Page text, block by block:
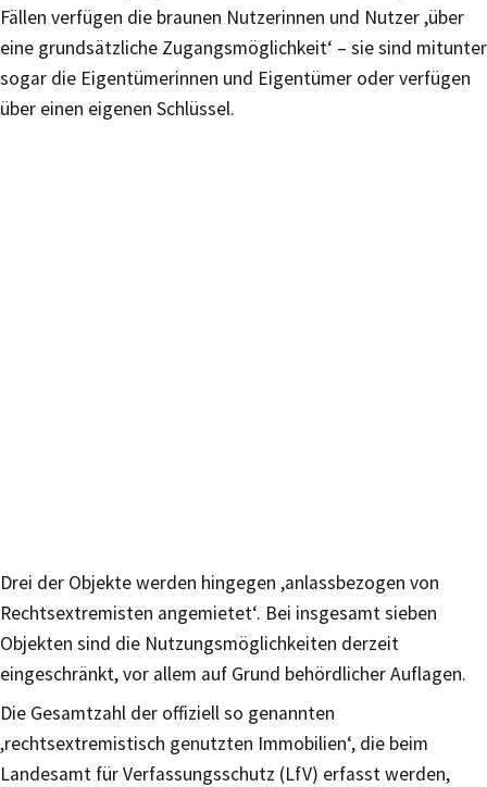
Fällen verfügen die braunen Nutzerinnen und Nutzer ,über
eine grundsätzliche Zugangsmöglichkeit‘ – sie sind mitunter
sogar die Eigentümerinnen und Eigentümer oder verfügen
über einen eigenen Schlüssel.
Drei der Objekte werden hingegen ,anlassbezogen von
Rechtsextremisten angemietet‘. Bei insgesamt sieben
Objekten sind die Nutzungsmöglichkeiten derzeit
eingeschränkt, vor allem auf Grund behördlicher Auflagen.
Die Gesamtzahl der offiziell so genannten
,rechtsextremistisch genutzten Immobilien‘, die beim
Landesamt für Verfassungsschutz (LfV) erfasst werden,